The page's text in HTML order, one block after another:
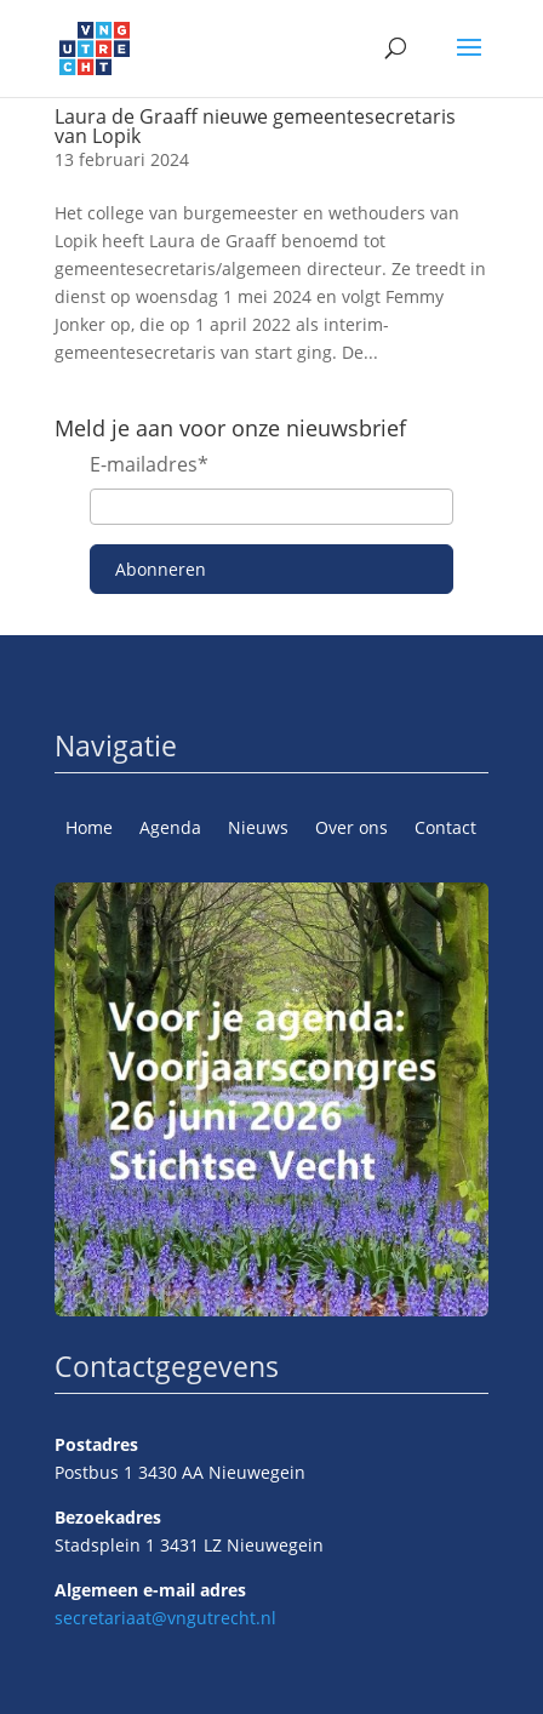
Laura de Graaff nieuwe gemeentesecretaris
van Lopik
13 februari 2024
Het college van burgemeester en wethouders van
Lopik heeft Laura de Graaff benoemd tot
gemeentesecretaris/algemeen directeur. Ze treedt in
dienst op woensdag 1 mei 2024 en volgt Femmy
Jonker op, die op 1 april 2022 als interim-
gemeentesecretaris van start ging. De...
Meld je aan voor onze nieuwsbrief
E-mailadres*
Abonneren
Navigatie
Home Agenda Nieuws Over ons Contact
Contactgegevens
Postadres
Postbus 1 3430 AA Nieuwegein
Bezoekadres
Stadsplein 1 3431 LZ Nieuwegein
Algemeen e-mail adres
secretariaat@vngutrecht.nl